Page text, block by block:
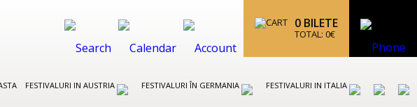
0 BILETE
TOTAL: 0€
FESTIVALURI IN AUSTRIA FESTIVALURI ÎN GERMANIA FESTIVALURI IN ITALIA